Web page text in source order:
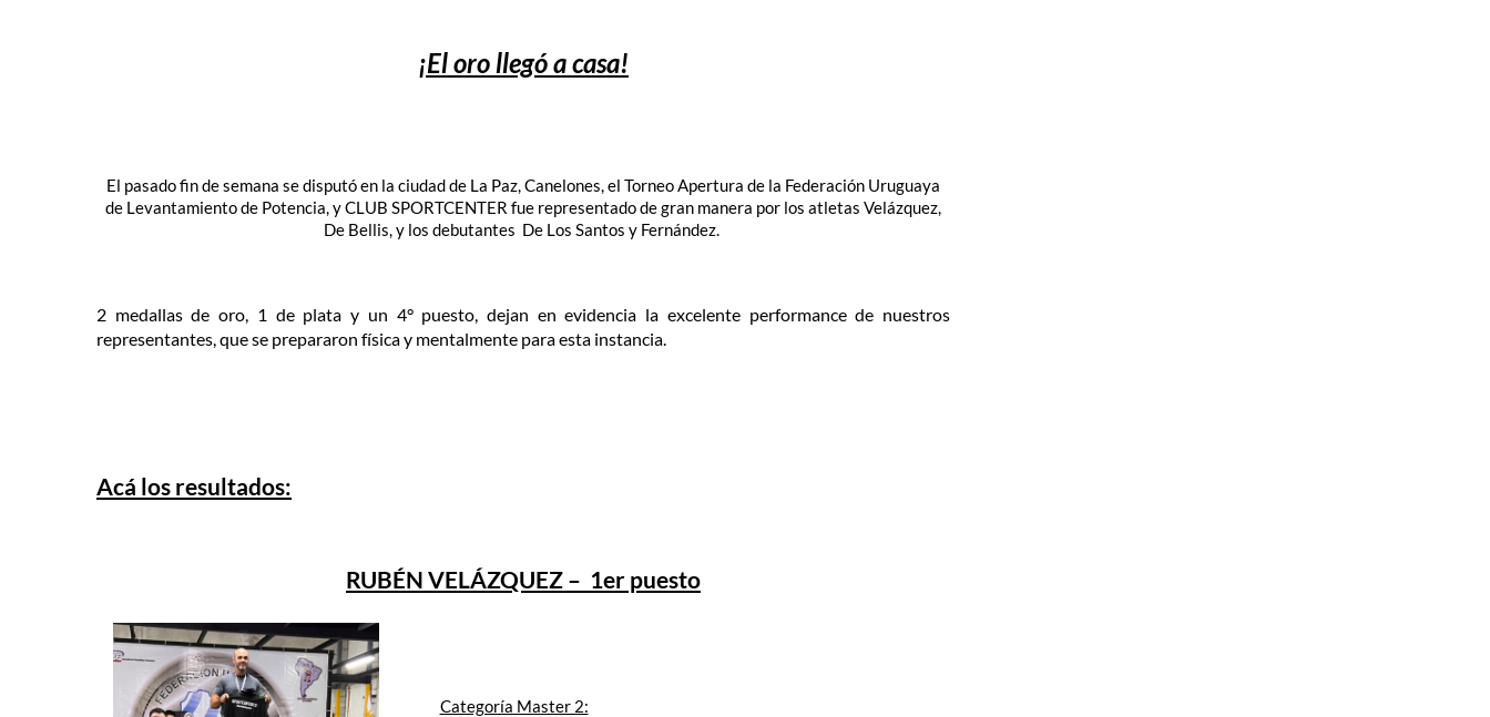
¡El oro llegó a casa!
El pasado fin de semana se disputó en la ciudad de La Paz, Canelones, el Torneo Apertura de la Federación Uruguaya
de Levantamiento de Potencia, y CLUB SPORTCENTER fue representado de gran manera por los atletas Velázquez,
De Bellis, y los debutantes De Los Santos y Fernández.
2 medallas de oro, 1 de plata y un 4° puesto, dejan en evidencia la excelente performance de nuestros
representantes, que se prepararon física y mentalmente para esta instancia.
Acá los resultados:
RUBÉN VELÁZQUEZ – 1er puesto
Categoría Master 2: